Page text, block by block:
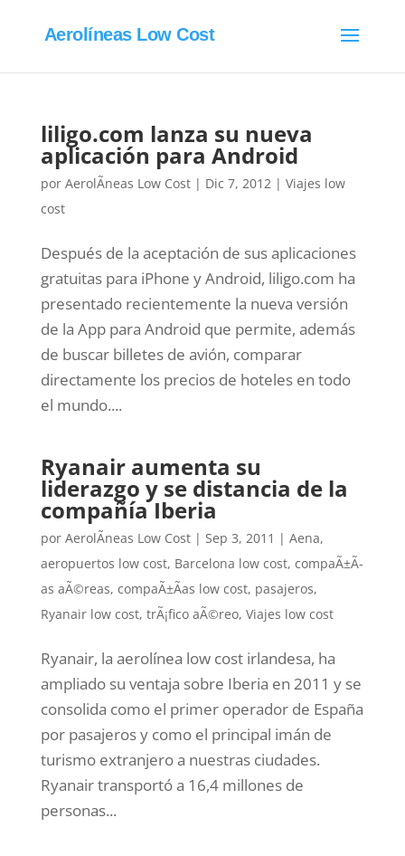
Aerolíneas Low Cost
liligo.com lanza su nueva
aplicación para Android
por AerolÃ­neas Low Cost| Dic 7, 2012| Viajes low
cost
Después de la aceptación de sus aplicaciones
gratuitas para iPhone y Android, liligo.com ha
presentado recientemente la nueva versión
de la App para Android que permite, además
de buscar billetes de avión, comparar
directamente los precios de hoteles en todo
el mundo....
Ryanair aumenta su
liderazgo y se distancia de la
compañía Iberia
por AerolÃ­neas Low Cost| Sep 3, 2011 | Aena,
aeropuertos low cost, Barcelona low cost, compaÃ±Ã­
as aÃ©reas, compaÃ±Ã­as low cost, pasajeros,
Ryanair low cost, trÃ¡fico aÃ©reo, Viajes low cost
Ryanair, la aerolínea low cost irlandesa, ha
ampliado su ventaja sobre Iberia en 2011 y se
consolida como el primer operador de España
por pasajeros y como el principal imán de
turismo extranjero a nuestras ciudades.
Ryanair transportó a 16,4 millones de
personas...